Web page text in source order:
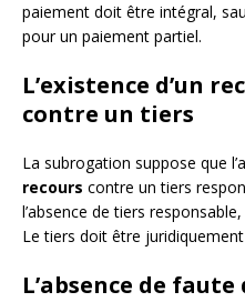
paiement doit être intégral,
pour un paiement partiel.
L’existence d’un
contre un tiers
La subrogation suppose que
recours contre un tiers
l’absence de tiers
Le tiers doit être juridiquement
L’absence de faute